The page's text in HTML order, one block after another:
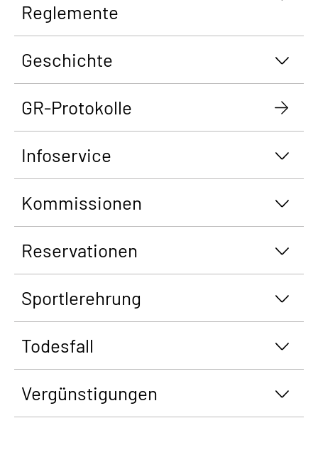
Reglemente
Geschichte
GR-Protokolle
Infoservice
Kommissionen
Reservationen
Sportlerehrung
Todesfall
Vergünstigungen